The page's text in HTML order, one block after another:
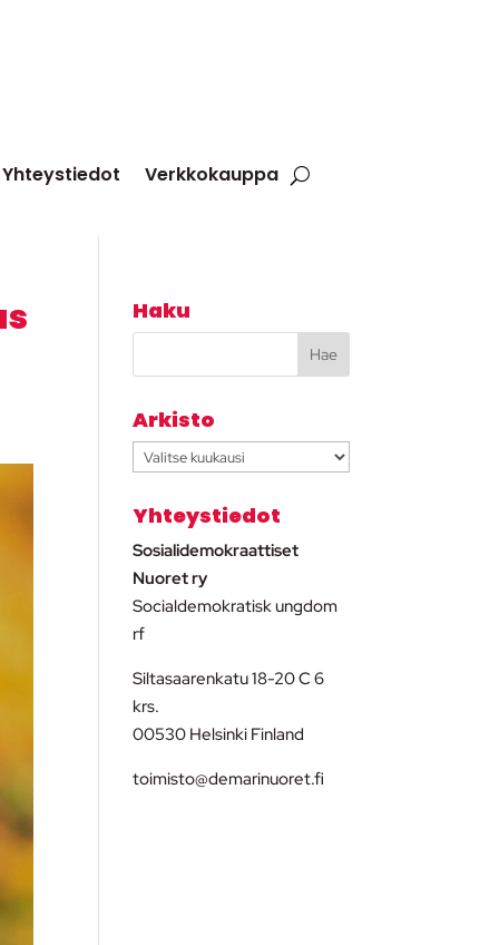
Yhteystiedot Verkkokauppa
Haku
Arkisto
Arkisto
Yhteystiedot
Sosialidemokraattiset
Nuoret ry
Socialdemokratisk ungdom
rf
Siltasaarenkatu 18-20 C 6
krs.
00530 Helsinki Finland
toimisto@demarinuoret.fi